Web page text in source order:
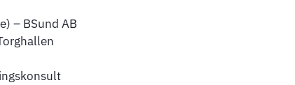
– BSund AB